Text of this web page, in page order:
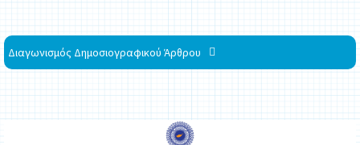
Διαγωνισμός Δημοσιογραφικού Άρθρου